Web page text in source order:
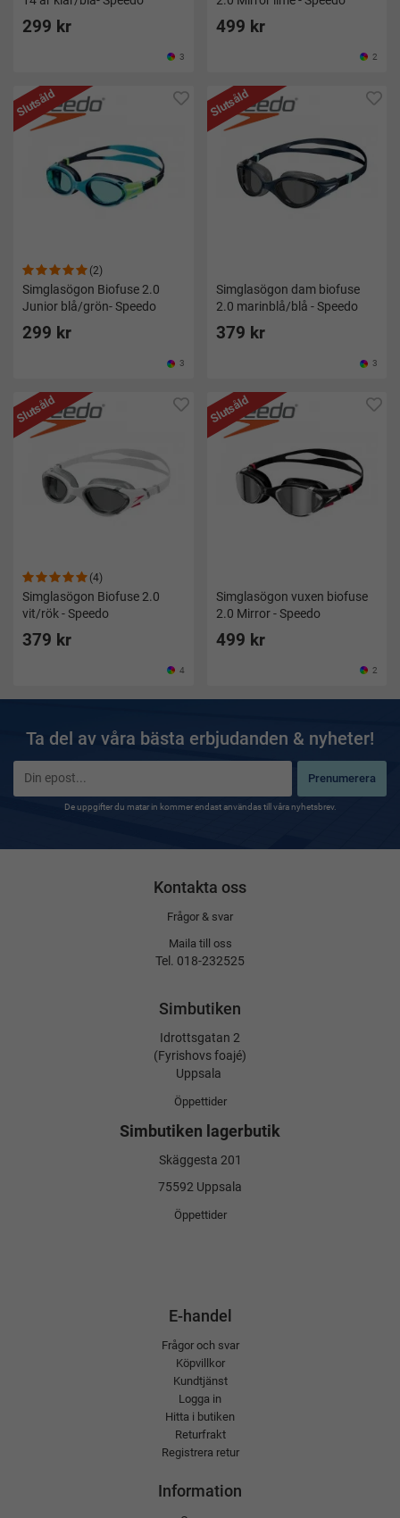
299 kr
3
499 kr
2
(2)
Simglasögon Biofuse 2.0
Junior blå/grön- Speedo
Slutsåld
299 kr
3
Simglasögon dam biofuse
2.0 marinblå/blå - Speedo
Slutsåld
379 kr
3
(4)
Simglasögon Biofuse 2.0
vit/rök - Speedo
Slutsåld
379 kr
4
Simglasögon vuxen biofuse
2.0 Mirror - Speedo
Slutsåld
499 kr
2
Ta del av våra bästa erbjudanden & nyheter!
Prenumerera
De uppgifter du matar in kommer endast användas till våra nyhetsbrev.
Kontakta oss
Frågor & svar
Maila till oss
Tel. 018-232525
Simbutiken
Idrottsgatan 2
(Fyrishovs foajé)
Uppsala
Öppettider
Simbutiken lagerbutik
Skäggesta 201
75592 Uppsala
Öppettider
E-handel
Frågor och svar
Köpvillkor
Kundtjänst
Logga in
Hitta i butiken
Returfrakt
Registrera retur
Information